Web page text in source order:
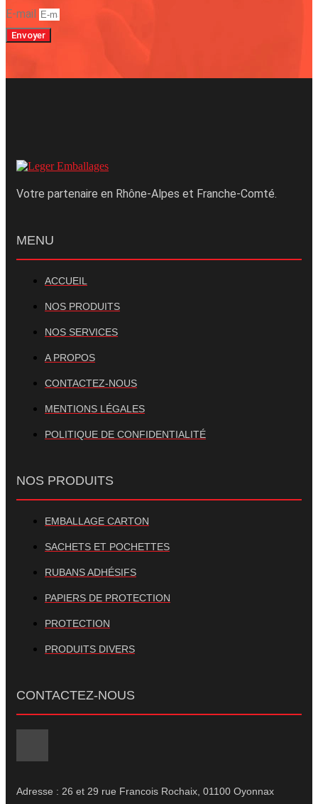
E-mail
Envoyer
Votre partenaire en Rhône-Alpes et Franche-Comté.
MENU
ACCUEIL
NOS PRODUITS
NOS SERVICES
A PROPOS
CONTACTEZ-NOUS
MENTIONS LÉGALES
POLITIQUE DE CONFIDENTIALITÉ
NOS PRODUITS
EMBALLAGE CARTON
SACHETS ET POCHETTES
RUBANS ADHÉSIFS
PAPIERS DE PROTECTION
PROTECTION
PRODUITS DIVERS
CONTACTEZ-NOUS
Adresse : 26 et 29 rue Francois Rochaix, 01100 Oyonnax